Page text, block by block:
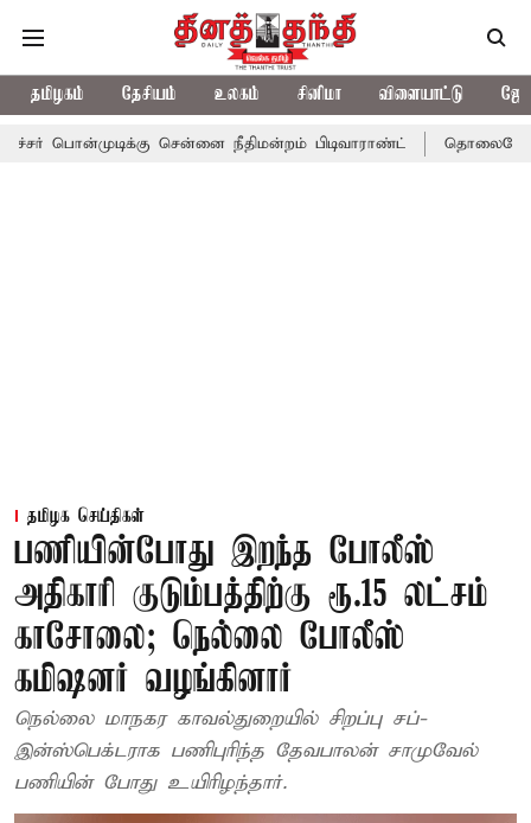
தமிழகம் தேசியம் உலகம் சினிமா விளையாட்டு
சென்னை நீதிமன்றம் பிடிவாராண்ட் தொலைநோக்கு
தமிழக செய்திகள்
பணியின்போது இறந்த போலீஸ்
அதிகாரி குடும்பத்திற்கு ரூ.15 லட்சம்
காசோலை; நெல்லை போலீஸ்
கமிஷனர் வழங்கினார்
நெல்லை மாநகர காவல்துறையில் சிறப்பு சப்-
இன்ஸ்பெக்டராக பணிபுரிந்த தேவபாலன் சாமுவேல்
பணியின் போது உயிரிழந்தார்.